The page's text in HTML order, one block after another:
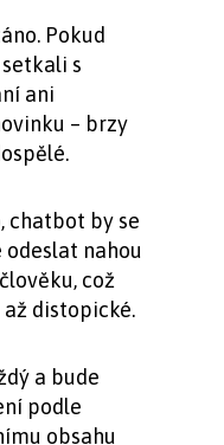
Pokud
s
ani
– brzy
chatbot by se
nahou
což
distopické.
a bude
podle
obsahu